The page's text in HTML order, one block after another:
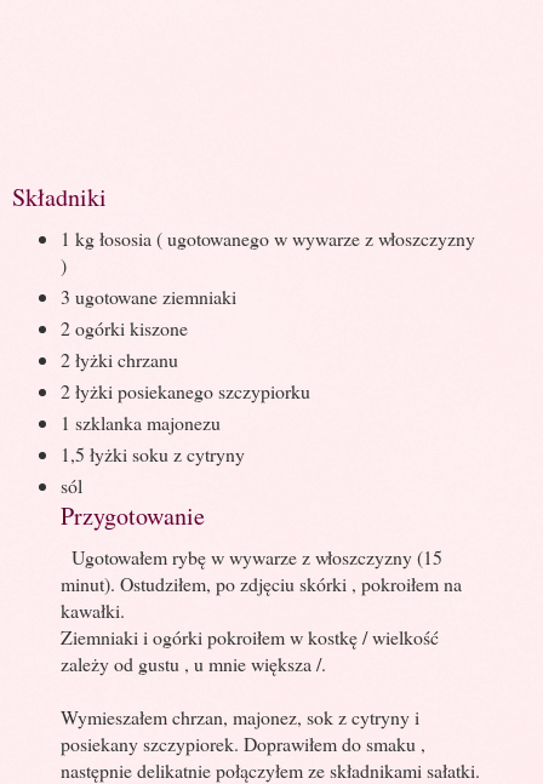
Składniki
1 kg łososia ( ugotowanego w wywarze z włoszczyzny
)
3 ugotowane ziemniaki
2 ogórki kiszone
2 łyżki chrzanu
2 łyżki posiekanego szczypiorku
1 szklanka majonezu
1,5 łyżki soku z cytryny
sól
Przygotowanie
Ugotowałem rybę w wywarze z włoszczyzny (15
minut). Ostudziłem, po zdjęciu skórki , pokroiłem na
kawałki.
Ziemniaki i ogórki pokroiłem w kostkę / wielkość
zależy od gustu , u mnie większa /.
Wymieszałem chrzan, majonez, sok z cytryny i
posiekany szczypiorek. Doprawiłem do smaku ,
następnie delikatnie połączyłem ze składnikami sałatki.